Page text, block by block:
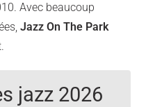
Avec beaucoup
Jazz On The Park
jazz 2026